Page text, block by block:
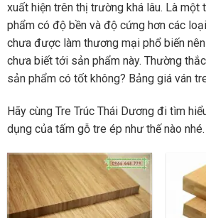
xuất hiện trên thị trường khá lâu. Là một
phẩm có độ bền và độ cứng hơn các
chưa được làm thương mại phổ biến
chưa biết tới sản phẩm này. Thường
sản phẩm có tốt không? Bảng giá ván
Hãy cùng Tre Trúc Thái Dương đi tìm
dụng của tấm gỗ tre ép như thế nào nhé.